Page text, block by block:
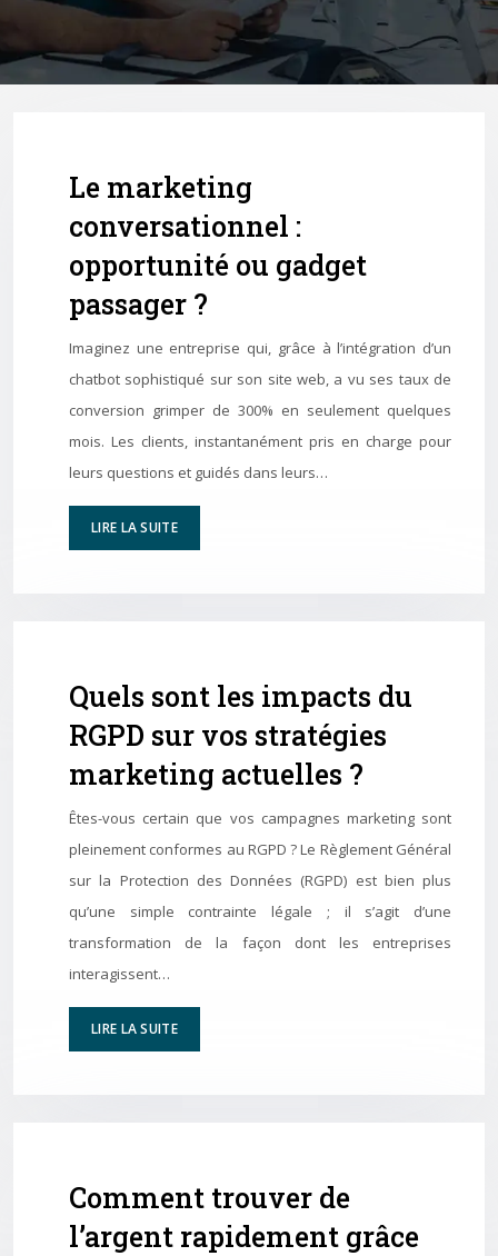
Le marketing
conversationnel :
opportunité ou gadget
passager ?
Imaginez une entreprise qui, grâce à l’intégration d’un
chatbot sophistiqué sur son site web, a vu ses taux de
conversion grimper de 300% en seulement quelques
mois. Les clients, instantanément pris en charge pour
leurs questions et guidés dans leurs…
LIRE LA SUITE
Quels sont les impacts du
RGPD sur vos stratégies
marketing actuelles ?
Êtes-vous certain que vos campagnes marketing sont
pleinement conformes au RGPD ? Le Règlement Général
sur la Protection des Données (RGPD) est bien plus
qu’une simple contrainte légale ; il s’agit d’une
transformation de la façon dont les entreprises
interagissent…
LIRE LA SUITE
Comment trouver de
l’argent rapidement grâce